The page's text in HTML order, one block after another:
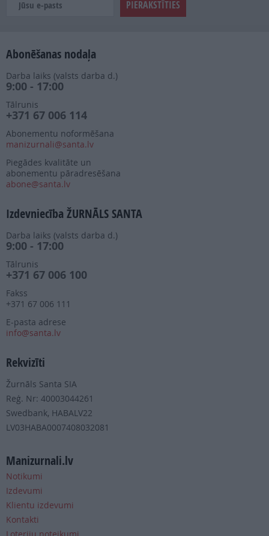
Abonēšanas nodaļa
Darba laiks (valsts darba d.)
9:00 - 17:00
Tālrunis
+371 67 006 114
Abonementu noformēšana
manizurnali@santa.lv
Piegādes kvalitāte un
abonementu pāradresēšana
abone@santa.lv
Izdevniecība ŽURNĀLS SANTA
Darba laiks (valsts darba d.)
9:00 - 17:00
Tālrunis
+371 67 006 100
Fakss
+371 67 006 111
E-pasta adrese
info@santa.lv
Rekvizīti
Žurnāls Santa SIA
Reģ. Nr: 40003044261
Swedbank, HABALV22
LV03HABA0007408032081
Manizurnali.lv
Notikumi
Izdevumi
Klientu izdevumi
Kontakti